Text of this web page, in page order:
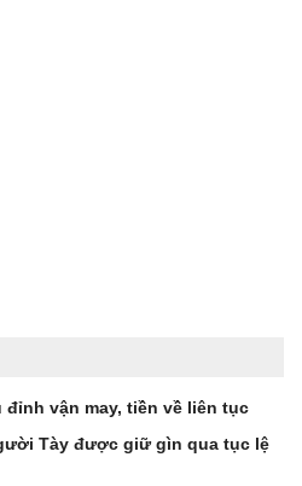
đỉnh vận may, tiền về liên tục
Tày được giữ gìn qua tục lệ